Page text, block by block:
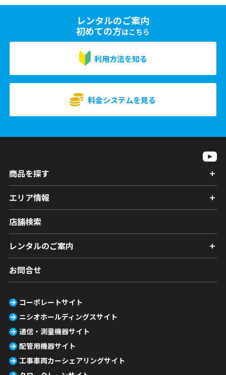
レンタルのご案内
初めての方はこちら
利用方法を知る
料金システムを見る
商品を探す
エリア情報
店舗検索
レンタルのご案内
お問合せ
コーポレートサイト
ニシオホールディングスサイト
通信・測量機器サイト
配管用機器サイト
工事車両カーシェアリングサイト